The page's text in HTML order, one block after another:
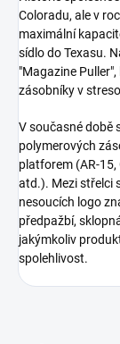
Coloradu, ale v
maximální
sídlo do Texasu.
"Magazine
zásobníky v
V současné době
polymerových
platforem (AR-15,
atd.). Mezi střelci
nesoucích logo
předpažbí,
jakýmkoliv
spolehlivost.